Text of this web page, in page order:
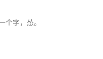
个字，怂。